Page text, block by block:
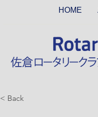
HOME
< Back